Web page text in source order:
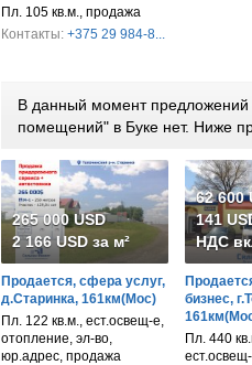
Пл. 105 кв.м., продажа
Контакты: +375 29 984-8...
В данный момент предложений
помещений" в Буке нет. Ниже
265 000 USD
2 166 USD за м²
Продается, сфера услуг,
д.Старинка, 161км(Мос)
Пл. 122 кв.м., ест.освещ-е,
отопление, эл-во,
юр.адрес, продажа
62 600
141
НДС
бизнес,
Пл. 440